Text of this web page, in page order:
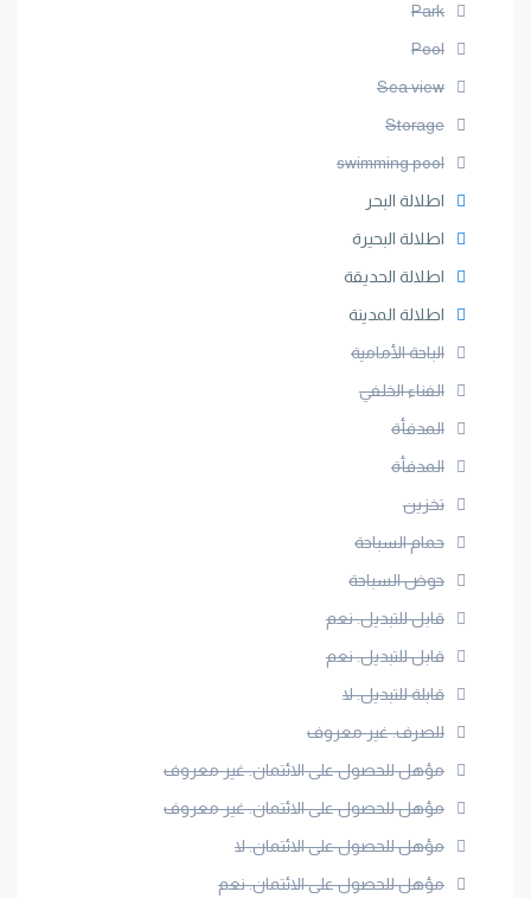
Park
Pool
Sea view
Storage
swimming pool
اطلالة البحر
اطلالة البحيرة
اطلالة الحديقة
اطلالة المدينة
الباحة الأمامية
الفناء الخلفي
المدفأة
المدفأة
تخزين
حمام السباحة
حوض السباحة
قابل للتبديل: نعم
قابل للتبديل: نعم
قابلة للتبديل: لا
للصرف: غير معروف
مؤهل للحصول على الائتمان: غير معروف
مؤهل للحصول على الائتمان: غير معروف
مؤهل للحصول على الائتمان: لا
مؤهل للحصول على الائتمان: نعم